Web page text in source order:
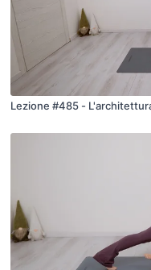
Lezione #485 -